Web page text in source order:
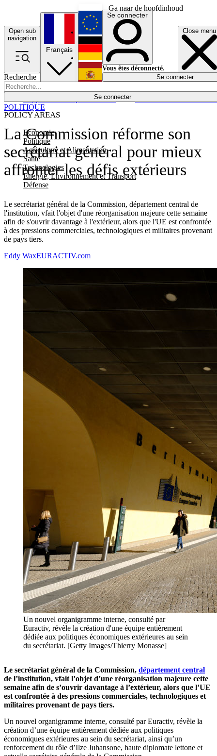
Ga naar de hoofdinhoud
Open sub
navigation
Close menu
Recherche
Se connecter
POLICY AREAS
Economie
Politique
Agriculture et Alimentation
Santé
Technologies
Energie, Environnement et Transport
Défense
Économie
Français
English
Deutsch
Español
Se connecter
Vous êtes déconnecté.
Se connecter
La Commission réforme son
secrétariat général pour mieux
affronter les défis extérieurs
Le secrétariat général de la Commission, département central de
l'institution, vfait l'objet d'une réorganisation majeure cette semaine
afin de s'ouvrir davantage à l'extérieur, alors que l'UE est confrontée
à des pressions commerciales, technologiques et militaires provenant
de pays tiers.
POLITIQUE
Eddy WaxEURACTIV.com
Un nouvel organigramme interne, consulté par
Euractiv, révèle la création d'une équipe entièrement
dédiée aux politiques économiques extérieures au sein
du secrétariat. [Getty Images/Thierry Monasse]
Le secrétariat général de la Commission, département central
de l’institution, vfait l’objet d’une réorganisation majeure cette
semaine afin de s’ouvrir davantage à l’extérieur, alors que l’UE
est confrontée à des pressions commerciales, technologiques et
militaires provenant de pays tiers.
Un nouvel organigramme interne, consulté par Euractiv, révèle la
création d’une équipe entièrement dédiée aux politiques
économiques extérieures au sein du secrétariat, ainsi qu’un
renforcement du rôle d’Ilze Juhansone, haute diplomate lettone et